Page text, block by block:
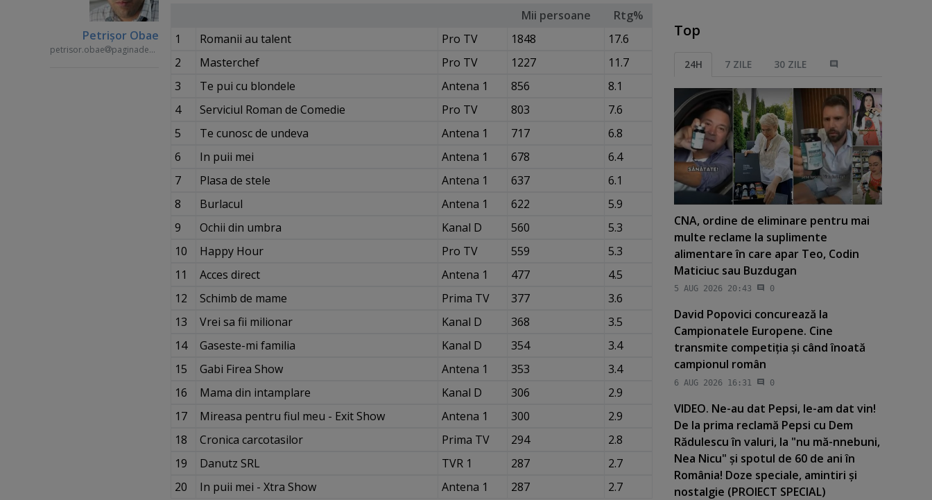
Petrişor Obae
petrisor.obae paginademedia.ro
Mii persoane
Rtg%
1
Romanii au talent Pro TV 1848
17.6
2
Masterchef Pro TV 1227
11.7
3
Te pui cu blondele Antena 1 856
8.1
4
Serviciul Roman de Comedie Pro TV 803
7.6
5
Te cunosc de undeva Antena 1 717
6.8
6
In puii mei Antena 1 678
6.4
7
Plasa de stele Antena 1 637
6.1
8
Burlacul Antena 1 622
5.9
9
Ochii din umbra Kanal D 560
5.3
10
Happy Hour Pro TV 559
5.3
11
Acces direct Antena 1 477
4.5
12
Schimb de mame Prima TV 377
3.6
13
Vrei sa fii milionar Kanal D 368
3.5
14
Gaseste-mi familia Kanal D 354
3.4
15
Gabi Firea Show Antena 1 353
3.4
16
Mama din intamplare Kanal D 306
2.9
17
Mireasa pentru fiul meu - Exit Show Antena 1 300
2.9
18
Cronica carcotasilor Prima TV 294
2.8
19
Danutz SRL TVR 1 287
2.7
20
In puii mei - Xtra Show Antena 1 287 2.7
Top
24H 7 ZILE 30 ZILE
CNA, ordine de eliminare pentru mai
multe reclame la suplimente
alimentare în care apar Teo, Codin
Maticiuc sau Buzdugan
5 AUG 2026 20:43 0
David Popovici concurează la
Campionatele Europene. Cine
transmite competiţia şi când înoată
campionul român
6 AUG 2026 16:31 0
VIDEO. Ne-au dat Pepsi, le-am dat vin!
De la prima reclamă Pepsi cu Dem
Rădulescu în valuri, la "nu mă-nnebuni,
Nea Nicu" şi spotul de 60 de ani în
România! Doze speciale, amintiri şi
nostalgie (PROIECT SPECIAL)